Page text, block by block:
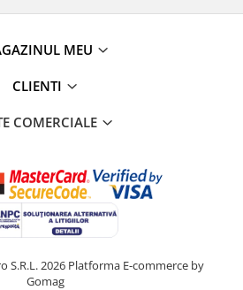
MEU
CLIENTI
COMERCIALE
S.R.L. 2026 Platforma E-commerce by
Gomag